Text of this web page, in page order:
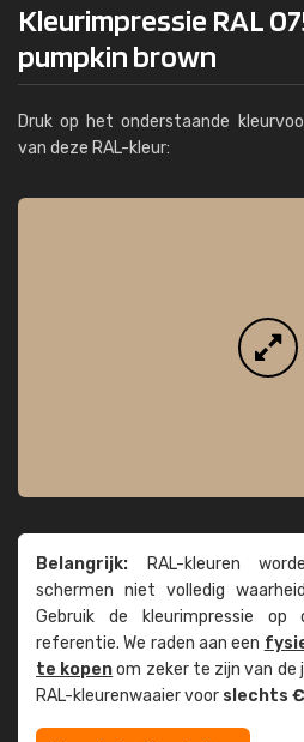
Kleurimpressie RAL
pumpkin brown
Druk op het onderstaande
van deze RAL-kleur:
Belangrijk: RAL-kleuren
schermen niet volledig
Gebruik de kleur­impressie op
referentie. We raden aan een
te kopenom zeker te zijn van de
RAL-kleuren­waaier voor slechts